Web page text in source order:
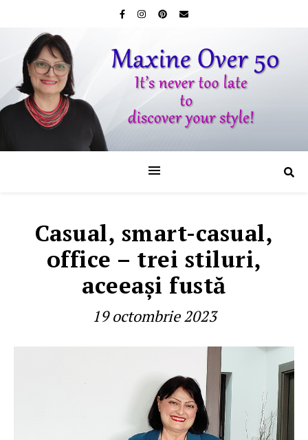
Casual, smart-casual,
office – trei stiluri,
aceeaşi fustă
19 octombrie 2023